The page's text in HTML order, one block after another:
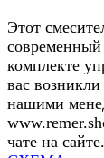
Этот
комплекте
вас
нашими
чате на сайте.